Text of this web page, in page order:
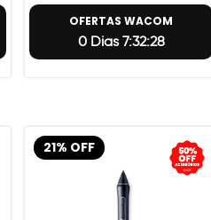
OFERTAS WACOM
0 Dias 7:32:27
21% OFF